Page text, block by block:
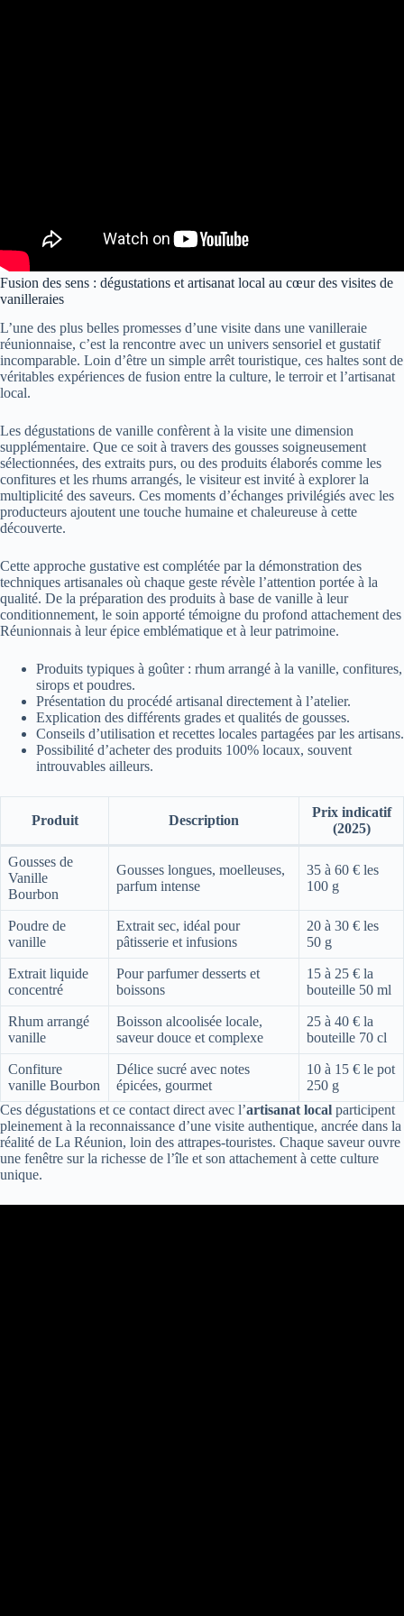
Fusion des sens : dégustations et artisanat local au cœur des visites de
vanilleraies
L’une des plus belles promesses d’une visite dans une vanilleraie
réunionnaise, c’est la rencontre avec un univers sensoriel et gustatif
incomparable. Loin d’être un simple arrêt touristique, ces haltes sont de
véritables expériences de fusion entre la culture, le terroir et l’artisanat
local.
Les dégustations de vanille confèrent à la visite une dimension
supplémentaire. Que ce soit à travers des gousses soigneusement
sélectionnées, des extraits purs, ou des produits élaborés comme les
confitures et les rhums arrangés, le visiteur est invité à explorer la
multiplicité des saveurs. Ces moments d’échanges privilégiés avec les
producteurs ajoutent une touche humaine et chaleureuse à cette
découverte.
Cette approche gustative est complétée par la démonstration des
techniques artisanales où chaque geste révèle l’attention portée à la
qualité. De la préparation des produits à base de vanille à leur
conditionnement, le soin apporté témoigne du profond attachement des
Réunionnais à leur épice emblématique et à leur patrimoine.
Produits typiques à goûter : rhum arrangé à la vanille, confitures,
sirops et poudres.
Présentation du procédé artisanal directement à l’atelier.
Explication des différents grades et qualités de gousses.
Conseils d’utilisation et recettes locales partagées par les artisans.
Possibilité d’acheter des produits 100% locaux, souvent
introuvables ailleurs.
Produit Description
Prix indicatif
(2025)
Gousses de
Vanille
Bourbon
Gousses longues, moelleuses,
parfum intense
35 à 60 € les
100 g
Poudre de
vanille
Extrait sec, idéal pour
pâtisserie et infusions
20 à 30 € les
50 g
Extrait liquide
concentré
Pour parfumer desserts et
boissons
15 à 25 € la
bouteille 50 ml
Rhum arrangé
vanille
Boisson alcoolisée locale,
saveur douce et complexe
25 à 40 € la
bouteille 70 cl
Confiture
vanille Bourbon
Délice sucré avec notes
épicées, gourmet
10 à 15 € le pot
250 g
Ces dégustations et ce contact direct avec l’artisanat local participent
pleinement à la reconnaissance d’une visite authentique, ancrée dans la
réalité de La Réunion, loin des attrapes-touristes. Chaque saveur ouvre
une fenêtre sur la richesse de l’île et son attachement à cette culture
unique.